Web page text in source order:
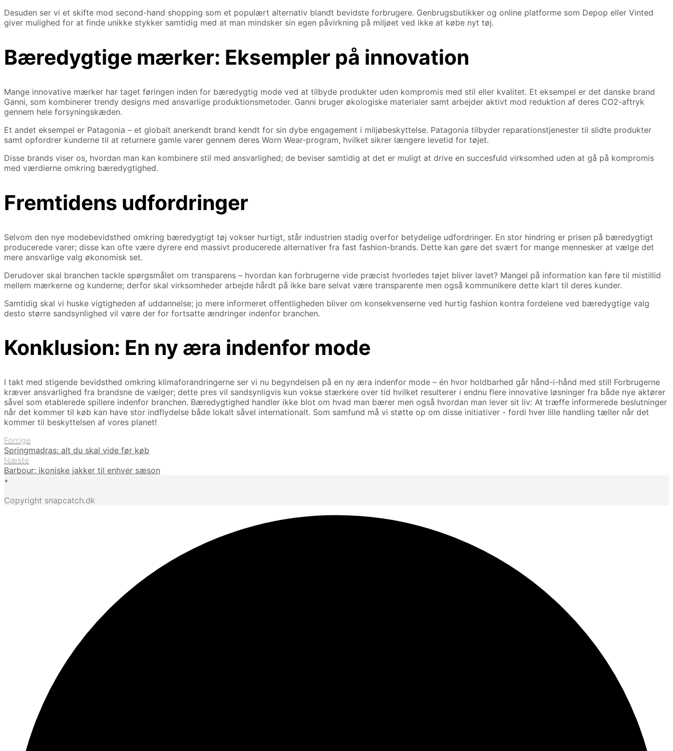
Desuden ser vi et skifte mod second-hand shopping som et populært alternativ blandt bevidste forbrugere. Genbrugsbutikker og online platforme som Depop eller Vinted
giver mulighed for at finde unikke stykker samtidig med at man mindsker sin egen påvirkning på miljøet ved ikke at købe nyt tøj.
Bæredygtige mærker: Eksempler på innovation
Mange innovative mærker har taget føringen inden for bæredygtig mode ved at tilbyde produkter uden kompromis med stil eller kvalitet. Et eksempel er det danske brand
Ganni, som kombinerer trendy designs med ansvarlige produktionsmetoder. Ganni bruger økologiske materialer samt arbejder aktivt mod reduktion af deres CO2-aftryk
gennem hele forsyningskæden.
Et andet eksempel er Patagonia – et globalt anerkendt brand kendt for sin dybe engagement i miljøbeskyttelse. Patagonia tilbyder reparationstjenester til slidte produkter
samt opfordrer kunderne til at returnere gamle varer gennem deres Worn Wear-program, hvilket sikrer længere levetid for tøjet.
Disse brands viser os, hvordan man kan kombinere stil med ansvarlighed; de beviser samtidig at det er muligt at drive en succesfuld virksomhed uden at gå på kompromis
med værdierne omkring bæredygtighed.
Fremtidens udfordringer
Selvom den nye modebevidsthed omkring bæredygtigt tøj vokser hurtigt, står industrien stadig overfor betydelige udfordringer. En stor hindring er prisen på bæredygtigt
producerede varer; disse kan ofte være dyrere end massivt producerede alternativer fra fast fashion-brands. Dette kan gøre det svært for mange mennesker at vælge det
mere ansvarlige valg økonomisk set.
Derudover skal branchen tackle spørgsmålet om transparens – hvordan kan forbrugerne vide præcist hvorledes tøjet bliver lavet? Mangel på information kan føre til mistillid
mellem mærkerne og kunderne; derfor skal virksomheder arbejde hårdt på ikke bare selvat være transparente men også kommunikere dette klart til deres kunder.
Samtidig skal vi huske vigtigheden af uddannelse; jo mere informeret offentligheden bliver om konsekvenserne ved hurtig fashion kontra fordelene ved bæredygtige valg
desto større sandsynlighed vil være der for fortsatte ændringer indenfor branchen.
Konklusion: En ny æra indenfor mode
I takt med stigende bevidsthed omkring klimaforandringerne ser vi nu begyndelsen på en ny æra indenfor mode – én hvor holdbarhed går hånd-i-hånd med stil! Forbrugerne
kræver ansvarlighed fra brandsne de vælger; dette pres vil sandsynligvis kun vokse stærkere over tid hvilket resulterer i endnu flere innovative løsninger fra både nye aktører
såvel som etablerede spillere indenfor branchen. Bæredygtighed handler ikke blot om hvad man bærer men også hvordan man lever sit liv: At træffe informerede beslutninger
når det kommer til køb kan have stor indflydelse både lokalt såvel internationalt. Som samfund må vi støtte op om disse initiativer - fordi hver lille handling tæller når det
kommer til beskyttelsen af vores planet!
Forrige
Springmadras: alt du skal vide før køb
Næste
Barbour: ikoniske jakker til enhver sæson
•
Copyright snapcatch.dk